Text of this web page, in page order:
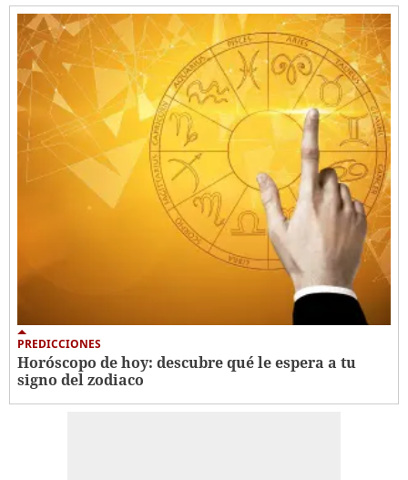
PREDICCIONES
Horóscopo de hoy: descubre qué le espera a tu
signo del zodiaco